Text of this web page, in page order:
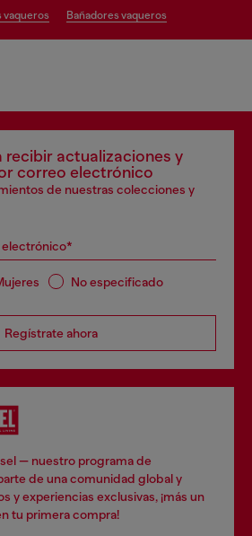
vaqueros bañadores vaqueros
recibir actualizaciones y
correo electrónico
de nuestras colecciones y
No especificado
Regístrate ahora
— nuestro programa de
de una comunidad global y
y experiencias exclusivas, ¡más un
tu primera compra!